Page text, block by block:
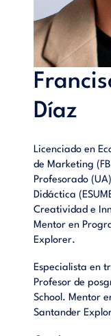
Prólogo de Juan
Introducción al
de centrarse en
o deseos del
a realizar.- 5.
Ejemplo de
al implementar Jobs
metodologías
11. Impacto en la
Retos futuros en la
Conclusiones y
metodología Jobs to
Díaz
Licenciado en
de Marketing
Profesorado
Didáctica
Creatividad e
Mentor en
Explorer.
Especialista en
Profesor de
School. Mentor
Santander